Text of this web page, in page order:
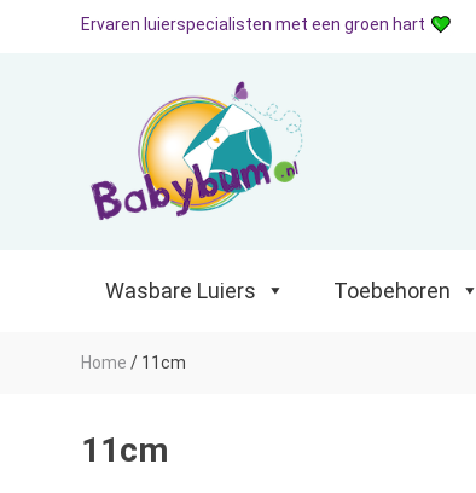
Wasbare Luiers Toebehoren
Ervaren luierspecialisten met een groen hart
Wasbare Luiers Toebehoren
Home / 11cm
11cm